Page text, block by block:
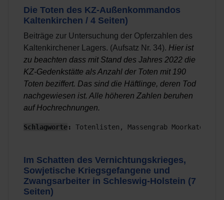
Die Toten des KZ-Außenkommandos
Kaltenkirchen / 4 Seiten)
Beiträge zur Untersuchung der Opferzahlen des
Kaltenkirchener Lagers. (Aufsatz Nr. 34). Hier ist
zu beachten dass mit Stand des Jahres 2022 die
KZ-Gedenkstätte als Anzahl der Toten mit 190
Toten beziffert. Das sind die Häftlinge, deren Tod
nachgewiesen ist. Alle höheren Zahlen beruhen
auf Hochrechnungen.
Schlagworte: Totenlisten, Massengrab Moorkaten,
Im Schatten des Vernichtungskrieges,
Sowjetische Kriegsgefangene und
Zwangsarbeiter in Schleswig-Holstein (7
Seiten)